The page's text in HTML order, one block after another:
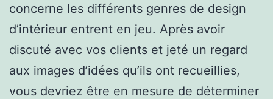
concerne les différents genres de design
d’intérieur entrent en jeu. Après avoir
discuté avec vos clients et jeté un regard
aux images d’idées qu’ils ont recueillies,
vous devriez être en mesure de déterminer